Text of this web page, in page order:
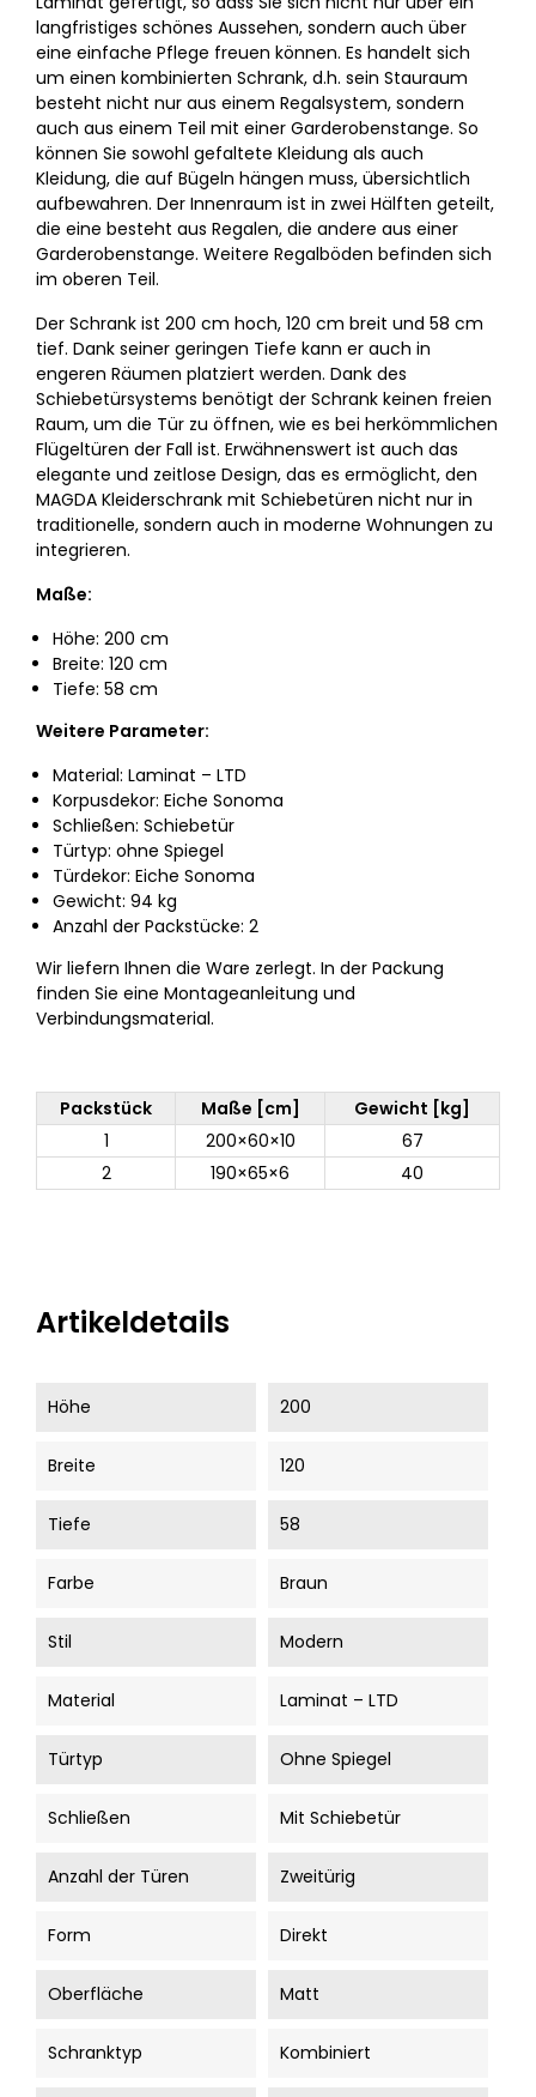
langfristiges schönes Aussehen, sondern auch über
eine einfache Pflege freuen können. Es handelt sich
um einen kombinierten Schrank, d.h. sein Stauraum
besteht nicht nur aus einem Regalsystem, sondern
auch aus einem Teil mit einer Garderobenstange. So
können Sie sowohl gefaltete Kleidung als auch
Kleidung, die auf Bügeln hängen muss, übersichtlich
aufbewahren. Der Innenraum ist in zwei Hälften geteilt,
die eine besteht aus Regalen, die andere aus einer
Garderobenstange. Weitere Regalböden befinden sich
im oberen Teil.
Der Schrank ist 200 cm hoch, 120 cm breit und 58 cm
tief. Dank seiner geringen Tiefe kann er auch in
engeren Räumen platziert werden. Dank des
Schiebetürsystems benötigt der Schrank keinen freien
Raum, um die Tür zu öffnen, wie es bei herkömmlichen
Flügeltüren der Fall ist. Erwähnenswert ist auch das
elegante und zeitlose Design, das es ermöglicht, den
MAGDA Kleiderschrank mit Schiebetüren nicht nur in
traditionelle, sondern auch in moderne Wohnungen zu
integrieren.
Maße:
Höhe: 200 cm
Breite: 120 cm
Tiefe: 58 cm
Weitere Parameter:
Material: Laminat –⁠⁠⁠⁠⁠⁠ LTD
Korpusdekor: Eiche Sonoma
Schließen: Schiebetür
Türtyp: ohne Spiegel
Türdekor: Eiche Sonoma
Gewicht: 94 kg
Anzahl der Packstücke: 2
Wir liefern Ihnen die Ware zerlegt. In der Packung
finden Sie eine Montageanleitung und
Verbindungsmaterial.
Packstück Maße [cm]
Gewicht [kg]
1
200×60×10
67
2
190×65×6 40
Artikeldetails
Höhe 200
Breite 120
Tiefe 58
Farbe Braun
Stil Modern
Material Laminat – LTD
Türtyp Ohne Spiegel
Schließen Mit Schiebetür
Anzahl der Türen Zweitürig
Form Direkt
Oberfläche Matt
Schranktyp Kombiniert